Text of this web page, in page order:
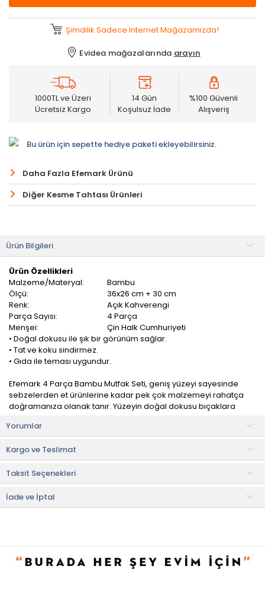
Şimdilik Sadece İnternet Mağazamızda!
Evidea mağazalarında arayın
1000TL ve Üzeri
Ücretsiz Kargo
14 Gün
Koşulsuz İade
%100 Güvenli
Alışveriş
Bu ürün için sepette hediye paketi ekleyebilirsiniz.
Daha Fazla Efemark Ürünü
Diğer Kesme Tahtası Ürünleri
Ürün Bilgileri
Ürün Özellikleri
Malzeme/Materyal:
Bambu
Ölçü:
36x26 cm + 30 cm
Renk:
Açık Kahverengi
Parça Sayısı:
4 Parça
Menşei:
Çin Halk Cumhuriyeti
• Doğal dokusu ile şık bir görünüm sağlar.
• Tat ve koku sindirmez.
• Gıda ile teması uygundur.
Efemark 4 Parça Bambu Mutfak Seti, geniş yüzeyi sayesinde
sebzelerden et ürünlerine kadar pek çok malzemeyi rahatça
doğramanıza olanak tanır. Yüzeyin doğal dokusu bıçaklara
Şık ve zarif bir görünüm sunarken aynı zamanda mutfakta
işlevselliğiyle öne çıkar. Estetik duruşu sayesinde yalnızca
hazırlık aşamasında değil, aynı zamanda sunumlarda da şık bir
alternatif olarak öne çıkar.
Ürün İçeriği
• Kesme tahtası: 1 adet
• Bulaşık makinesinde yıkanması uygun değildir.
Yorumlar
Kargo ve Teslimat
Taksit Seçenekleri
İade ve İptal